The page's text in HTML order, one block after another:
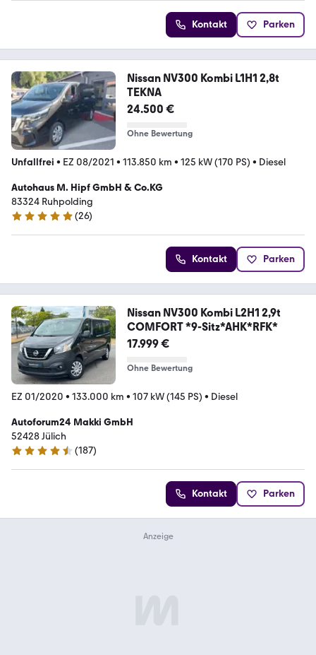
Kontakt Parken
Nissan NV300 Kombi L1H1 2,8t
TEKNA
24.500 €
Ohne Bewertung
Unfallfrei • EZ 08/2021 • 113.850 km • 125 kW (170 PS) • Diesel
Autohaus M. Hipf GmbH & Co.KG
83324 Ruhpolding
5 Sterne
(26)
Kontakt Parken
Nissan NV300 Kombi L2H1 2,9t
COMFORT *9-Sitz*AHK*RFK*
17.999 €
Ohne Bewertung
EZ 01/2020 • 133.000 km • 107 kW (145 PS) • Diesel
Autoforum24 Makki GmbH
52428 Jülich
4.7 Sterne
(187)
Kontakt Parken